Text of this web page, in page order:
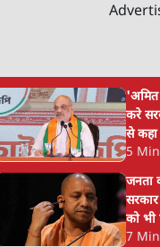
'अमित
करे
से कहा
5 Min
जनता
सरकार
को भी
7 Min